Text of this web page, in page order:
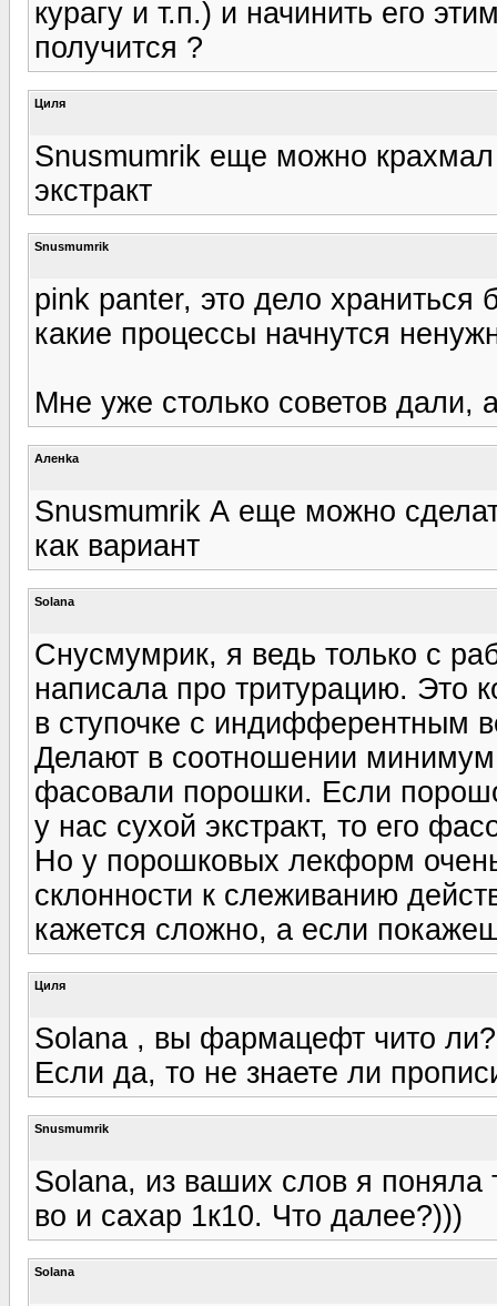
курагу и т.п.) и начинить его
получится ?
Циля
Snusmumrik еще можно крахмал
экстракт
Snusmumrik
pink panter, это дело
какие процессы начнутся
Мне уже столько советов
Аленka
Snusmumrik А еще можно
как вариант
Solana
Снусмумрик, я ведь только с
написала про тритурацию. Это
в ступочке с индифферентным
Делают в соотношении
фасовали порошки. Если
у нас сухой экстракт, то его
Но у порошковых лекформ очень
склонности к слеживанию
кажется сложно, а если
Циля
Solana , вы фармацефт чито
Если да, то не знаете ли
Snusmumrik
Solana, из ваших слов я поняла
во и сахар 1к10. Что далее?)))
Solana